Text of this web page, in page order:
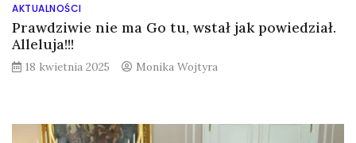
AKTUALNOŚCI
Prawdziwie nie ma Go tu, wstał jak powiedział.
Alleluja!!!
18 kwietnia 2025 Monika Wojtyra